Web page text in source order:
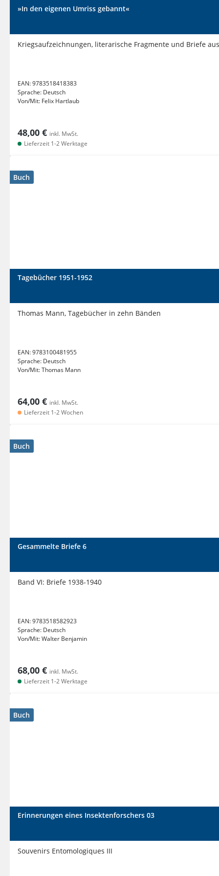
»In den eigenen Umriss gebannt«
Kriegsaufzeichnungen, literarische Fragmente und Briefe
EAN:9783518418383
Sprache: Deutsch
Von/Mit: Felix Hartlaub
48,00 € inkl. MwSt.
Lieferzeit 1-2 Werktage
Buch
Tagebücher 1951-1952
Thomas Mann, Tagebücher in zehn Bänden
EAN:9783100481955
Sprache: Deutsch
Von/Mit:Thomas Mann
64,00 € inkl. MwSt.
Lieferzeit 1-2 Wochen
Buch
Gesammelte Briefe 6
Band VI: Briefe 1938-1940
EAN:9783518582923
Sprache: Deutsch
Von/Mit:Walter Benjamin
68,00 € inkl. MwSt.
Lieferzeit 1-2 Werktage
Buch
Erinnerungen eines Insektenforschers 03
Souvenirs Entomologiques III